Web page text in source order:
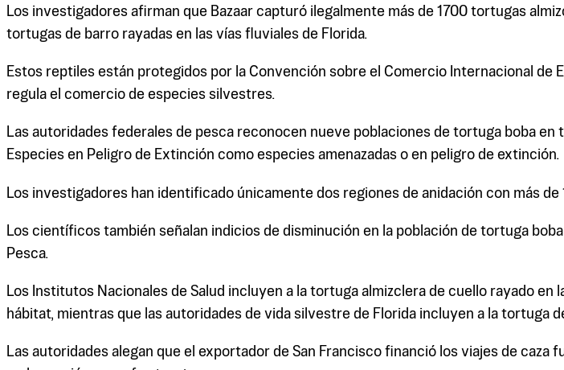
Los investigadores afirman que Bazaar capturó ilegalmente más de 1700 tortugas
tortugas de barro rayadas en las vías fluviales de Florida.
Estos reptiles están protegidos por la Convención sobre el Comercio Internacional de
regula el comercio de especies silvestres.
Las autoridades federales de pesca reconocen nueve poblaciones de tortuga boba
Especies en Peligro de Extinción como especies amenazadas o en peligro de extinción.
Los investigadores han identificado únicamente dos regiones de anidación con más
Los científicos también señalan indicios de disminución en la población de tortuga
Pesca.
Los Institutos Nacionales de Salud incluyen a la tortuga almizclera de cuello rayado
hábitat, mientras que las autoridades de vida silvestre de Florida incluyen a la tortuga
Las autoridades alegan que el exportador de San Francisco financió los viajes de caza